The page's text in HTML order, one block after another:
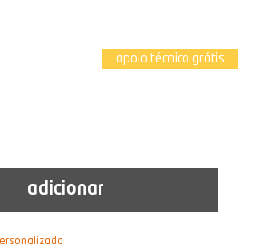
apoio técnico grátis
adicionar